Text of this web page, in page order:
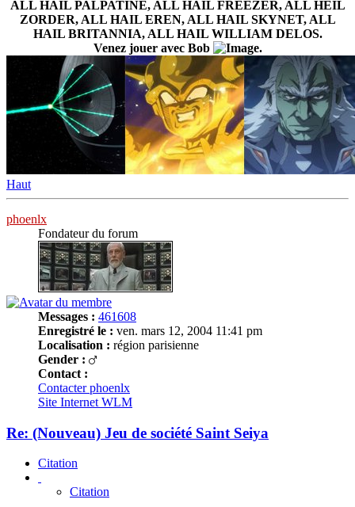
ALL HAIL PALPATINE, ALL HAIL FREEZER, ALL HEIL
ZORDER, ALL HAIL EREN, ALL HAIL SKYNET, ALL
HAIL BRITANNIA, ALL HAIL WILLIAM DELOS.
Venez jouer avec Bob
.
Haut
phoenlx
Fondateur du forum
Messages : 461608
Enregistré le : ven. mars 12, 2004 11:41 pm
Localisation : région parisienne
Gender :
Contact :
Contacter phoenlx
Site Internet WLM
Re: (Nouveau) Jeu de société Saint Seiya
Citation
Citation